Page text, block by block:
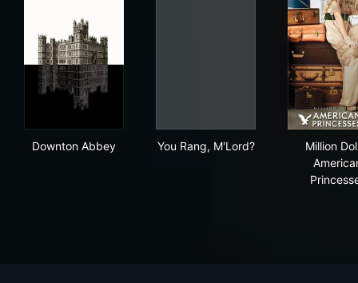
Downton Abbey You Rang, M'Lord?
Million